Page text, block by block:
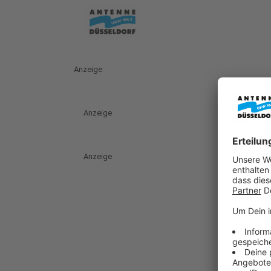
Anzeige
Anzeige
Anzeige